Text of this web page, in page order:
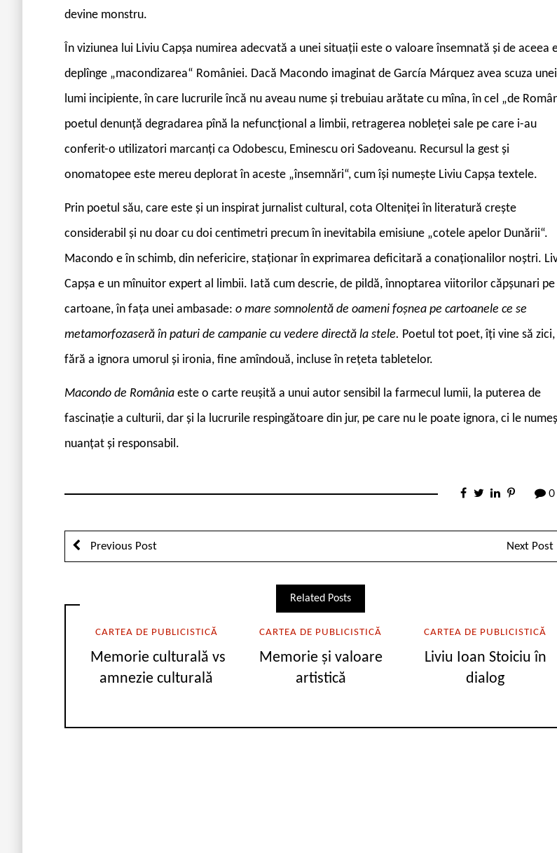
devine monstru.
În viziunea lui Liviu Capșa numirea adecvată a unei situații este o valoare însemnată și de aceea
deplînge „macondizarea“ României. Dacă Macondo imaginat de García Márquez avea scuza unei
lumi incipiente, în care lucrurile încă nu aveau nume și trebuiau arătate cu mîna, în cel „de
poetul denunță degradarea pînă la nefuncțional a limbii, retragerea nobleței sale pe care i-au
conferit-o utilizatori marcanți ca Odobescu, Eminescu ori Sadoveanu. Recursul la gest și
onomatopee este mereu deplorat în aceste „însemnări“, cum își numește Liviu Capșa textele.
Prin poetul său, care este și un inspirat jurnalist cultural, cota Olteniței în literatură crește
considerabil și nu doar cu doi centimetri precum în inevitabila emisiune „cotele apelor Dunării“.
Macondo e în schimb, din nefericire, staționar în exprimarea deficitară a conaționalilor noștri.
Capșa e un mînuitor expert al limbii. Iată cum descrie, de pildă, înnoptarea viitorilor căpșunari pe
cartoane, în fața unei ambasade: o mare somnolentă de oameni foșnea pe cartoanele ce se
metamorfozaseră în paturi de campanie cu vedere directă la stele. Poetul tot poet, îți vine să zici,
fără a ignora umorul și ironia, fine amîndouă, incluse în rețeta tabletelor.
Macondo de România este o carte reușită a unui autor sensibil la farmecul lumii, la puterea de
fascinație a culturii, dar și la lucrurile respingătoare din jur, pe care nu le poate ignora, ci le
nuanțat și responsabil.
0
Previous Post Next Post
Related Posts
CARTEA DE PUBLICISTICĂ
Memorie culturală vs
amnezie culturală
CARTEA DE PUBLICISTICĂ
Memorie și valoare
artistică
CARTEA DE PUBLICISTICĂ
Liviu Ioan Stoiciu în
dialog